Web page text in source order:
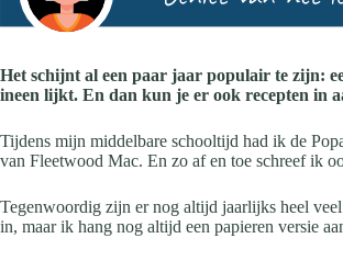
Het schijnt al een paar jaar populair te zijn:
ineen lijkt. En dan kun je er ook recepten in
Tijdens mijn middelbare schooltijd had ik de
van Fleetwood Mac. En zo af en toe schreef ik
Tegenwoordig zijn er nog altijd jaarlijks heel
in, maar ik hang nog altijd een papieren versie